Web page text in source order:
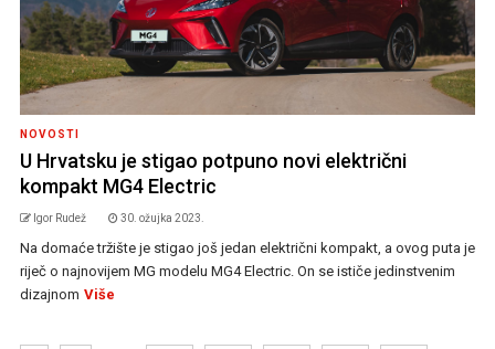
NOVOSTI
U Hrvatsku je stigao potpuno novi električni
kompakt MG4 Electric
Igor Rudež 30. ožujka 2023.
Na domaće tržište je stigao još jedan električni kompakt, a ovog puta je
riječ o najnovijem MG modelu MG4 Electric. On se ističe jedinstvenim
dizajnom Više